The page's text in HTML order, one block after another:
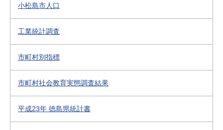
小松島市人口
工業統計調査
市町村別指標
市町村社会教育実態調査結果
平成23年 徳島県統計書